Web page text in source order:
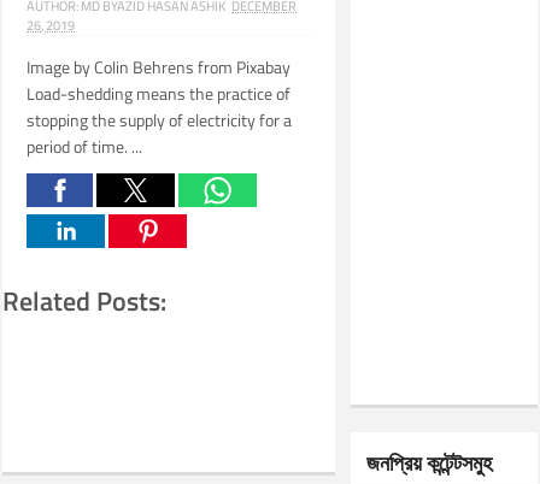
AUTHOR:MD BYAZID HASAN ASHIK DECEMBER
26, 2019
Image by Colin Behrens from Pixabay
Load-shedding means the practice of
stopping the supply of electricity for a
period of time. ...
Related Posts:
জনপ্রিয় কন্টেন্টসমুহ